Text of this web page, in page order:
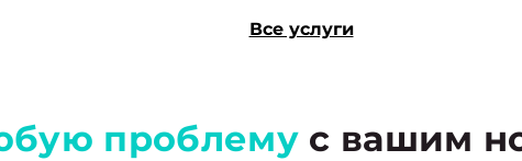
Все услуги
проблему с вашим